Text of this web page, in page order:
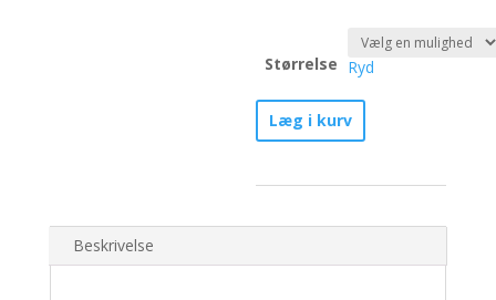
Størrelse Ryd
Mælkevejens
vogtere
Nr.
Læg i kurv
Beskrivelse